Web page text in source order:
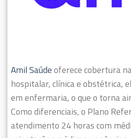
Amil Saúdeoferece cobertura
hospitalar, clínica e obstétrica,
em enfermaria, o que o torna
Como diferenciais, o Plano
atendimento 24 horas com